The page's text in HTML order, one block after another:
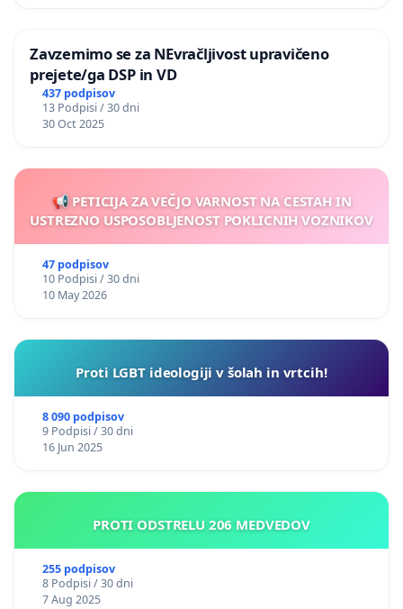
Zavzemimo se za NEvračljivost upravičeno
prejete/ga DSP in VD
437 podpisov
13 Podpisi / 30 dni
30 Oct 2025
📢 PETICIJA ZA VEČJO VARNOST NA CESTAH IN
USTREZNO USPOSOBLJENOST POKLICNIH VOZNIKOV
47 podpisov
10 Podpisi / 30 dni
10 May 2026
Proti LGBT ideologiji v šolah in vrtcih!
8 090 podpisov
9 Podpisi / 30 dni
16 Jun 2025
PROTI ODSTRELU 206 MEDVEDOV
255 podpisov
8 Podpisi / 30 dni
7 Aug 2025